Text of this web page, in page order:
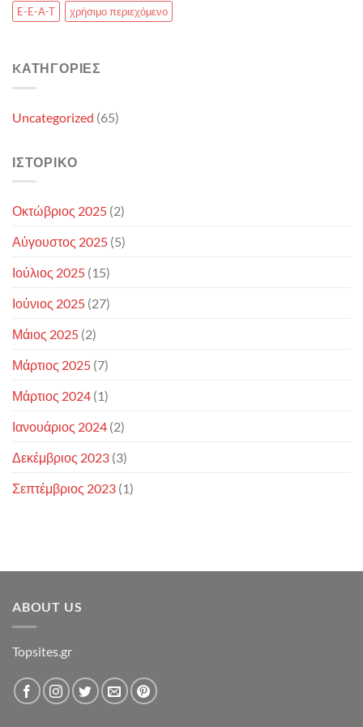
E-E-A-T χρήσιμο περιεχόμενο
KΑΤΗΓΟΡΊΕΣ
Uncategorized (65)
ΙΣΤΟΡΙΚΌ
Οκτώβριος 2025 (2)
Αύγουστος 2025 (5)
Ιούλιος 2025 (15)
Ιούνιος 2025 (27)
Μάιος 2025 (2)
Μάρτιος 2025 (7)
Μάρτιος 2024 (1)
Ιανουάριος 2024 (2)
Δεκέμβριος 2023 (3)
Σεπτέμβριος 2023 (1)
ABOUT US
Topsites.gr